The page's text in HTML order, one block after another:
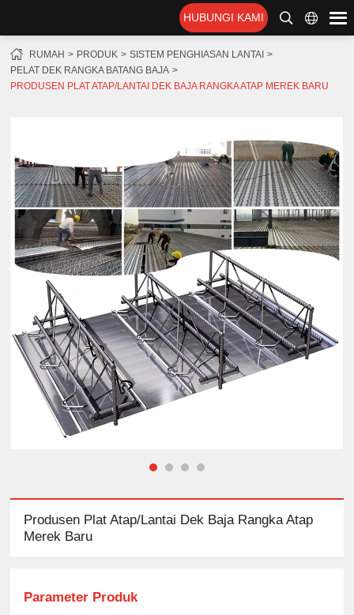
HUBUNGI KAMI
RUMAH PRODUK
SISTEM PENGHIASAN LANTAI
PELAT DEK RANGKA BATANG BAJA
PRODUSEN PLAT ATAP/LANTAI DEK BAJA RANGKA ATAP MEREK BARU
Produsen Plat Atap/Lantai Dek Baja Rangka Atap
Merek Baru
Parameter Produk